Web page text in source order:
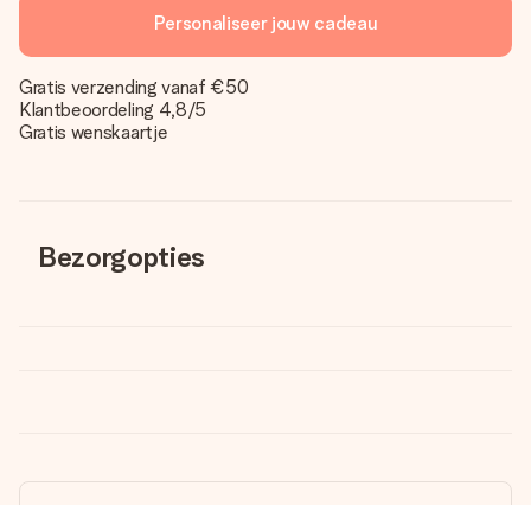
Personaliseer jouw cadeau
Gratis verzending vanaf €50
Klantbeoordeling 4,8/5
Gratis wenskaartje
Bezorgopties